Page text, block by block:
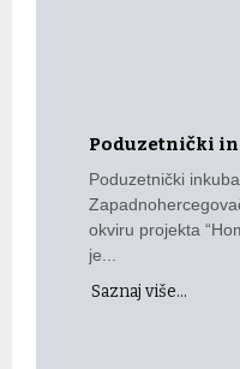
Poduzetnički
Poduzetnički
okviru projekta
je...
Saznaj više...